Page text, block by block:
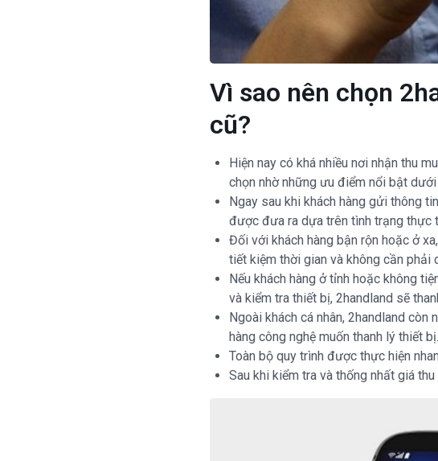
Vì sao nên chọn
cũ?
Hiện nay có khá nhiều nơi nhận thu
chọn nhờ những ưu điểm nổi bật dưới
Ngay sau khi khách hàng gửi thông
được đưa ra dựa trên tình trạng thực
Đối với khách hàng bận rộn hoặc ở
tiết kiệm thời gian và không cần phải
Nếu khách hàng ở tỉnh hoặc không
và kiểm tra thiết bị, 2handland sẽ
Ngoài khách cá nhân, 2handland
hàng công nghệ muốn thanh lý thiết bị.
Toàn bộ quy trình được thực hiện
Sau khi kiểm tra và thống nhất giá